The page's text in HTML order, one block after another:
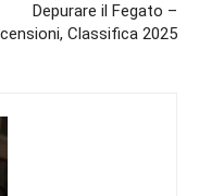
Depurare il Fegato –
Classifica 2025